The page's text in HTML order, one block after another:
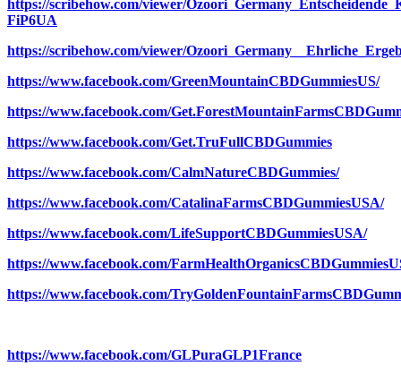
https://scribehow.com/viewer/
FiP6UA
https://scribehow.com/viewer/
https://www.facebook.com/GreenMountainCBDGummiesUS/
https://www.facebook.com/
https://www.facebook.com/Get.TruFullCBDGummies
https://www.facebook.com/CalmNatureCBDGummies/
https://www.facebook.com/CatalinaFarmsCBDGummiesUSA/
https://www.facebook.com/LifeSupportCBDGummiesUSA/
https://www.facebook.com/
https://www.facebook.com/
https://www.facebook.com/GLPuraGLP1France